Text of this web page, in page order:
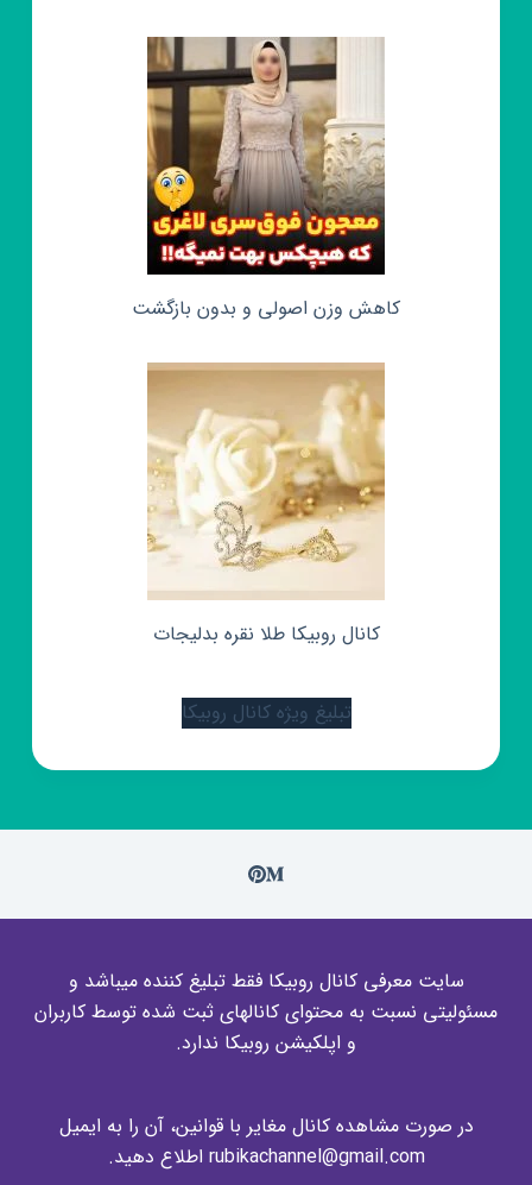
کاهش وزن اصولی و بدون بازگشت
کانال روبیکا طلا نقره بدلیجات
تبلیغ ویژه کانال روبیکا
سایت معرفی کانال روبیکا فقط تبلیغ کننده میباشد و
مسئولیتی نسبت به محتوای کانالهای ثبت شده توسط کاربران
و اپلکیشن روبیکا ندارد.
در صورت مشاهده کانال مغایر با قوانین، آن را به ایمیل
rubikachannel@gmail.com اطلاع دهید.